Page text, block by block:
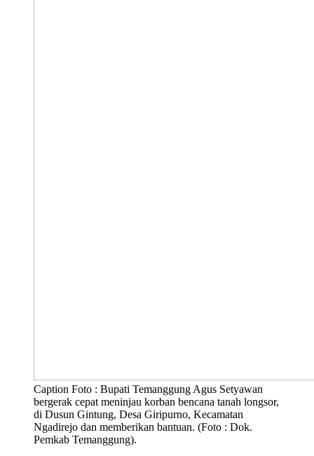
Caption Foto : Bupati Temanggung Agus Setyawan
bergerak cepat meninjau korban bencana tanah longsor,
di Dusun Gintung, Desa Giripurno, Kecamatan
Ngadirejo dan memberikan bantuan. (Foto : Dok.
Pemkab Temanggung).